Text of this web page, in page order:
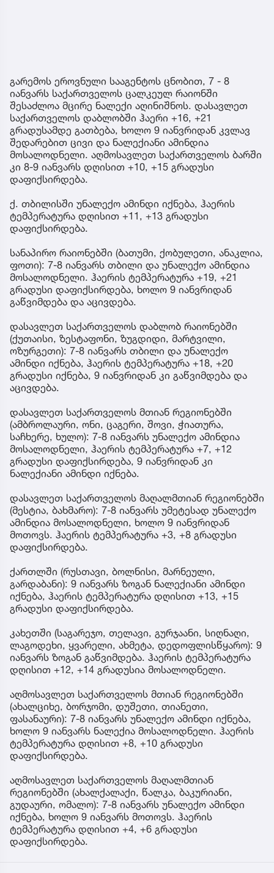
გარემოს ეროვნული სააგენტოს ცნობით, 7 - 8
იანვარს საქართველოს ცალკეულ რაიონში
შესაძლოა მცირე ნალექი აღინიშნოს. დასავლეთ
საქართველოს დაბლობში ჰაერი +16, +21
გრადუსამდე გათბება, ხოლო 9 იანვრიდან კვლავ
შედარებით ცივი და ნალექიანი ამინდია
მოსალოდნელი. აღმოსავლეთ საქართველოს ბარში
კი 8-9 იანვარს დღისით +10, +15 გრადუსი
დაფიქსირდება.
ქ. თბილისში უნალექო ამინდი იქნება, ჰაერის
ტემპერატურა დღისით +11, +13 გრადუსი
დაფიქსირდება.
სანაპირო რაიონებში (ბათუმი, ქობულეთი, ანაკლია,
ფოთი): 7-8 იანვარს თბილი და უნალექო ამინდია
მოსალოდნელი. ჰაერის ტემპერატურა +19, +21
გრადუსი დაფიქსირდება, ხოლო 9 იანვრიდან
გაწვიმდება და აცივდება.
დასავლეთ საქართველოს დაბლობ რაიონებში
(ქუთაისი, ზესტაფონი, ზუგდიდი, მარტვილი,
ოზურგეთი): 7-8 იანვარს თბილი და უნალექო
ამინდი იქნება, ჰაერის ტემპერატურა +18, +20
გრადუსი იქნება, 9 იანვრიდან კი გაწვიმდება და
აცივდება.
დასავლეთ საქართველოს მთიან რეგიონებში
(ამბროლაური, ონი, ცაგერი, შოვი, ჭიათურა,
საჩხერე, ხულო): 7-8 იანვარს უნალექო ამინდია
მოსალოდნელი, ჰაერის ტემპერატურა +7, +12
გრადუსი დაფიქსირდება, 9 იანვრიდან კი
ნალექიანი ამინდი იქნება.
დასავლეთ საქართველოს მაღალმთიან რეგიონებში
(მესტია, ბახმარო): 7-8 იანვარს უმეტესად უნალექო
ამინდია მოსალოდნელი, ხოლო 9 იანვრიდან
მოთოვს. ჰაერის ტემპერატურა +3, +8 გრადუსი
დაფიქსირდება.
ქართლში (რუსთავი, ბოლნისი, მარნეული,
გარდაბანი): 9 იანვარს ზოგან ნალექიანი ამინდი
იქნება, ჰაერის ტემპერატურა დღისით +13, +15
გრადუსი დაფიქსირდება.
კახეთში (საგარეჯო, თელავი, გურჯაანი, სიღნაღი,
ლაგოდეხი, ყვარელი, ახმეტა, დედოფლისწყარო): 9
იანვარს ზოგან გაწვიმდება. ჰაერის ტემპერატურა
დღისით +12, +14 გრადუსია მოსალოდნელი.
აღმოსავლეთ საქართველოს მთიან რეგიონებში
(ახალციხე, ბორჯომი, დუშეთი, თიანეთი,
ფასანაური): 7-8 იანვარს უნალექო ამინდი იქნება,
ხოლო 9 იანვარს ნალექია მოსალოდნელი. ჰაერის
ტემპერატურა დღისით +8, +10 გრადუსი
დაფიქსირდება.
აღმოსავლეთ საქართველოს მაღალმთიან
რეგიონებში (ახალქალაქი, წალკა, ბაკურიანი,
გუდაური, ომალო): 7-8 იანვარს უნალექო ამინდი
იქნება, ხოლო 9 იანვარს მოთოვს. ჰაერის
ტემპერატურა დღისით +4, +6 გრადუსი
დაფიქსირდება.